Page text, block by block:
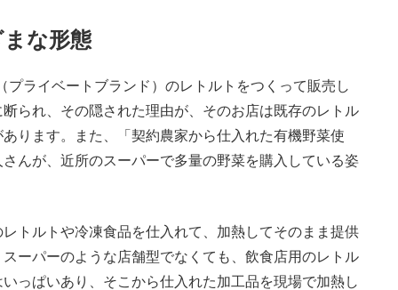
な形態
ライベートブランド）のレトルトをつくって販売し
られ、その隠された理由が、そのお店は既存のレトル
ります。また、「契約農家から仕入れた有機野菜使
んが、近所のスーパーで多量の野菜を購入している姿
トルトや冷凍食品を仕入れて、加熱してそのまま提供
ーパーのような店舗型でなくても、飲食店用のレトル
っぱいあり、そこから仕入れた加工品を現場で加熱し